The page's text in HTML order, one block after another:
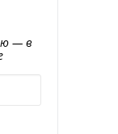
— в